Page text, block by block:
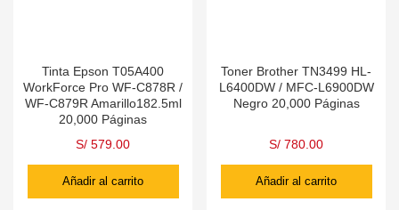
Tinta Epson T05A400
WorkForce Pro WF-C878R /
WF-C879R Amarillo182.5ml
20,000 Páginas
S/ 579.00
Añadir al carrito
Toner Brother TN3499 HL-
L6400DW / MFC-L6900DW
Negro 20,000 Páginas
S/ 780.00
Añadir al carrito